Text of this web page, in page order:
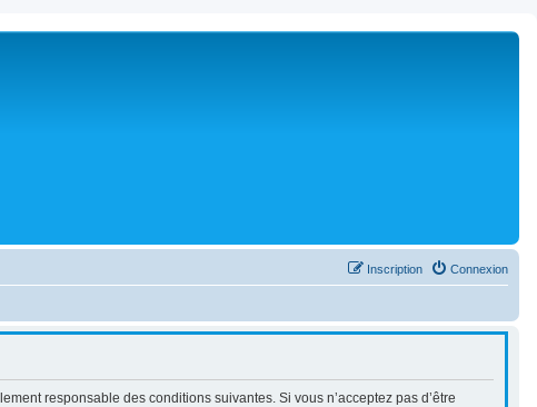
Connexion
Inscription
responsable des conditions suivantes. Si vous n’acceptez pas d’être